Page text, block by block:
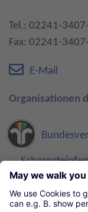
Tel.: 02241-
Fax: 02241-
E-Mail
Organisationen